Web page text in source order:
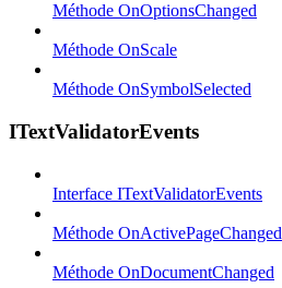
Méthode OnOptionsChanged
Méthode OnScale
Méthode OnSymbolSelected
ITextValidatorEvents
Interface ITextValidatorEvents
Méthode OnActivePageChanged
Méthode OnDocumentChanged